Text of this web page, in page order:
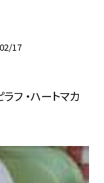
17
フ ・ハートマカ